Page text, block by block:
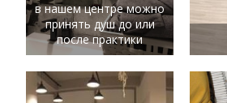
в нашем центре можно
принять душ до или
после практики